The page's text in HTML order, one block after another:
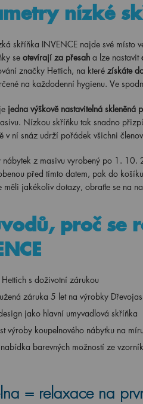
nízké
skříňka INVENCE najde své místo
se otevírají za přesaha lze nastavit
značky Hettich, na které získáte
na každodenní hygienu. Ve
jedna výškově nastavitelná skleněná
Nízkou skříňku tak snadno
v ní snáz udrží pořádek všichni
nábytek z masivu vyrobený po 1 . 10.
před tímto datem, pak do
měli jakékoliv dotazy, obraťte se na
proč se
s doživotní zárukou
záruka 5 let na výrobky Dřevojas
jako hlavní umyvadlová skříňka
výroby koupelnového nábytku na
barevných možností ze
= relaxace na